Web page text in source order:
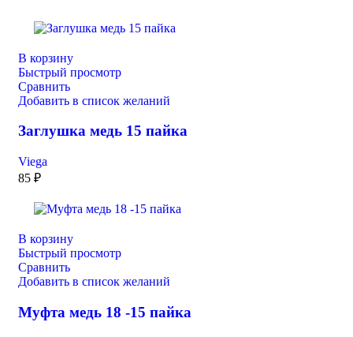
В корзину
Быстрый просмотр
Сравнить
Добавить в список желаний
Заглушка медь 15 пайка
Viega
85 ₽
В корзину
Быстрый просмотр
Сравнить
Добавить в список желаний
Муфта медь 18 -15 пайка